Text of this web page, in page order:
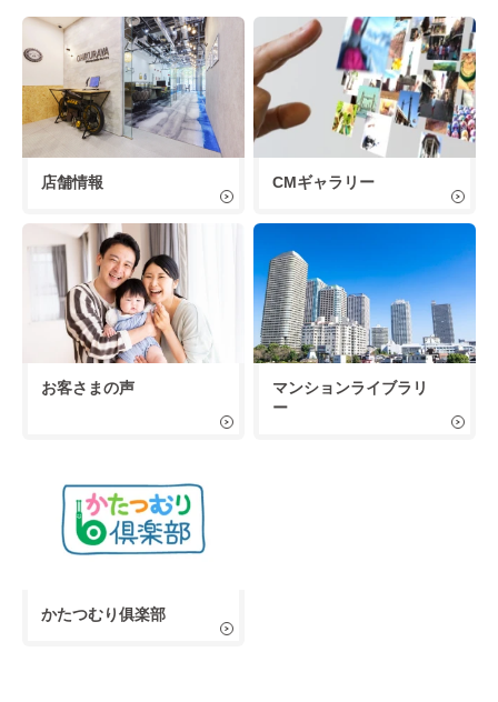
店舗情報 CMギャラリー
お客さまの声
マンションライブラリ
ー
かたつむり俱楽部